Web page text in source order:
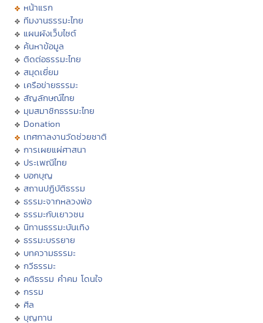
หน้าแรก
ทีมงานธรรมะไทย
แผนผังเว็บไซต์
ค้นหาข้อมูล
ติดต่อธรรมะไทย
สมุดเยี่ยม
เครือข่ายธรรมะ
สัญลักษณ์ไทย
มุมสมาชิกธรรมะไทย
Donation
เทศกาลงานวัดช่วยชาติ
การเผยแผ่ศาสนา
ประเพณีไทย
บอกบุญ
สถานปฏิบัติธรรม
ธรรมะจากหลวงพ่อ
ธรรมะกับเยาวชน
นิทานธรรมะบันเทิง
ธรรมะบรรยาย
บทความธรรมะ
กวีธรรมะ
คติธรรม คำคม โดนใจ
กรรม
ศีล
บุญทาน